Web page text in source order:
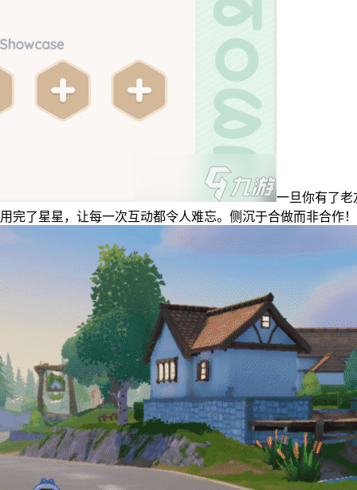
一旦你有了老
了星星，让每一次互动都令人难忘。侧沉于合做而非合作！